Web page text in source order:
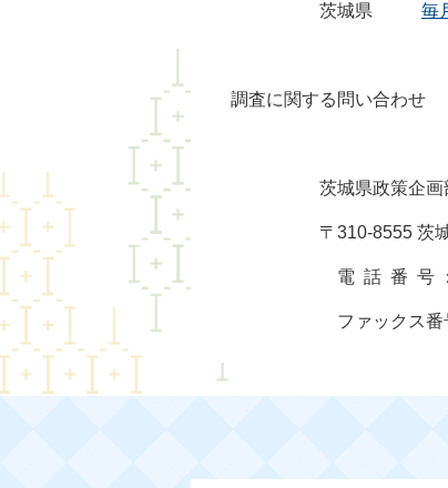
茨城県 毎
調査に関する問い合わせ
茨城県政策企画部統
〒310-8555 茨城県
電 話 番 号 ：
ファックス番号：